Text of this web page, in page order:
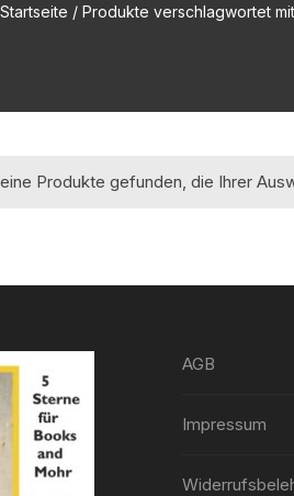
Startseite / Produkte verschlagwortet
Produkte gefunden, die Ihrer
AGB
Impressum